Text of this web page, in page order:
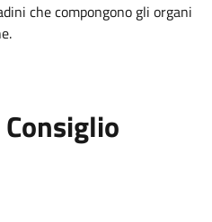
che compongono gli organi